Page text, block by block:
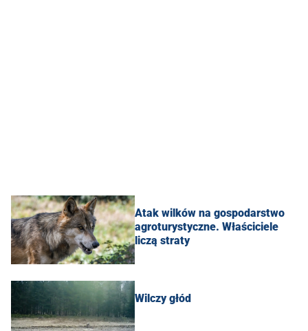
Atak wilków na gospodarstwo
agroturystyczne. Właściciele
liczą straty
Wilczy głód